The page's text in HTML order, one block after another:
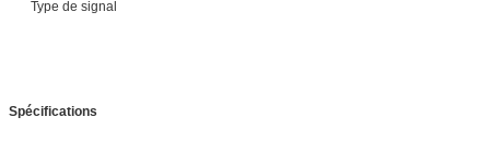
Type de signal
Spécifications